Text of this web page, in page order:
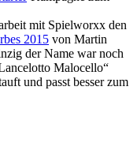
mit Spielworxx den
2015 von Martin
der Name war noch
Malocello“
und passt besser zum